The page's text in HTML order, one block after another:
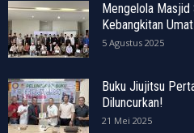
Mengelola Masjid
Kebangkitan
5 Agustus 2025
Buku Jiujitsu
Diluncurkan!
21 Mei 2025